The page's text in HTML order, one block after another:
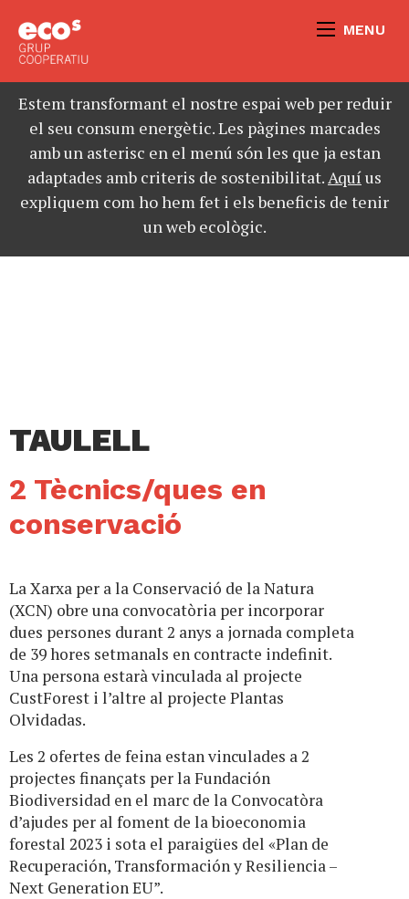
MENU
Estem transformant el nostre espai web per reduir
el seu consum energètic. Les pàgines marcades
amb un asterisc en el menú són les que ja estan
adaptades amb criteris de sostenibilitat.Aquíus
expliquem com ho hem fet i els beneficis de tenir
un web ecològic.
TAULELL
2 Tècnics/ques en
conservació
La Xarxa per a la Conservació de la Natura
(XCN) obre una convocatòria per incorporar
dues persones durant 2 anys a jornada completa
de 39 hores setmanals en contracte indefinit.
Una persona estarà vinculada al projecte
CustForest i l’altre al projecte Plantas
Olvidadas.
Les 2 ofertes de feina estan vinculades a 2
projectes finançats per la Fundación
Biodiversidad en el marc de la Convocatòra
d’ajudes per al foment de la bioeconomia
forestal 2023 i sota el paraigües del «Plan de
Recuperación, Transformación y Resiliencia –
Next Generation EU”.